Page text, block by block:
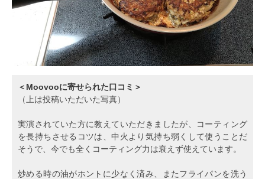
＜Moovooに寄せられた口コミ＞
（上は投稿いただいた写真）
実演されていた方に教えていただきましたが、コーティング
を長持ちさせるコツは、中火より気持ち弱くして使うことだ
そうで、今でも全くコーティング力は衰えず使えています。
炒める時の油がホントに少なく済み、またフライパンを洗う